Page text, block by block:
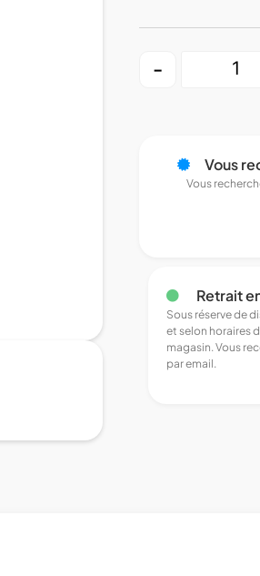
-
Vous
Vous
Retrait
Sous réserve de
et selon horaires
magasin. Vous
par email.